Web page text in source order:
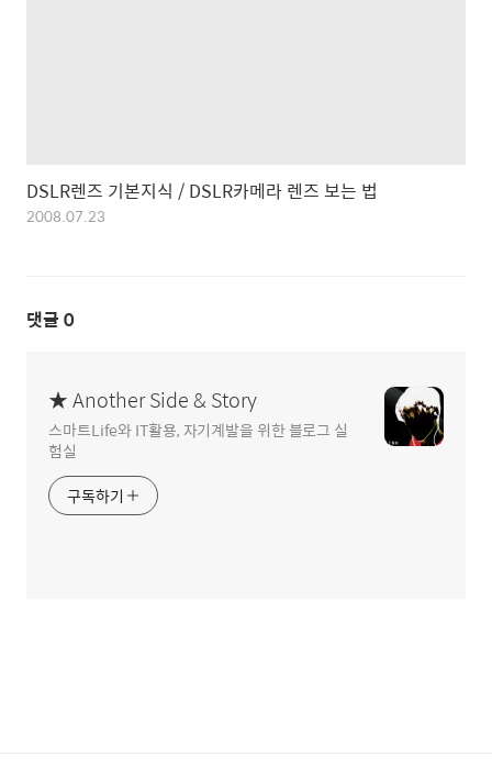
DSLR렌즈 기본지식 / DSLR카메라 렌즈 보는 법
2008.07.23
댓글 0
★ Another Side & Story
스마트Life와 IT활용, 자기계발을 위한 블로그 실
험실
구독하기